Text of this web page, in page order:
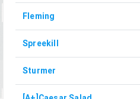
Fleming
Spreekill
Sturmer